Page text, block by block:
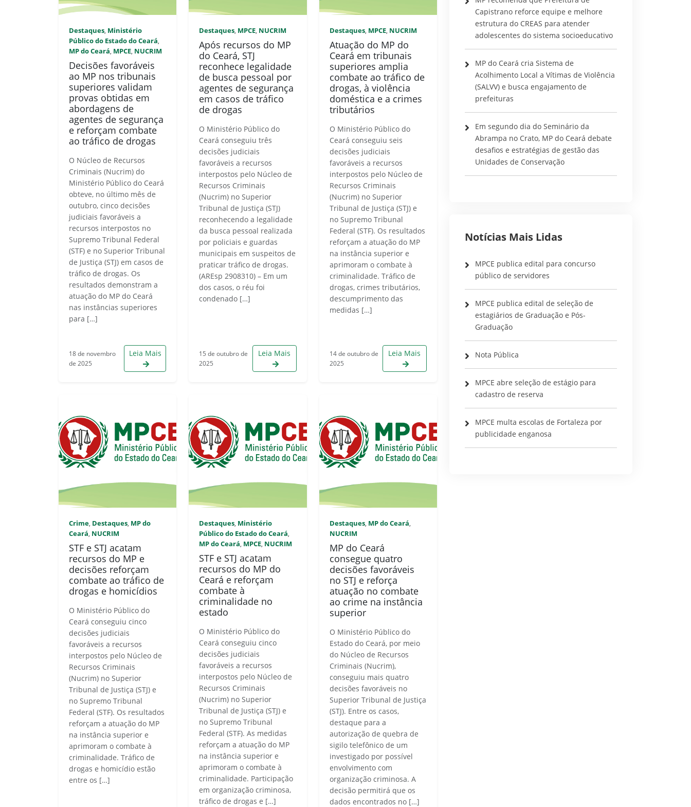
Destaques, Ministério
Público do Estado do Ceará,
MP do Ceará, MPCE, NUCRIM
Decisões favoráveis
ao MP nos tribunais
superiores validam
provas obtidas em
abordagens de
agentes de segurança
e reforçam combate
ao tráfico de drogas
O Núcleo de Recursos
Criminais (Nucrim) do
Ministério Público do Ceará
obteve, no último mês de
outubro, cinco decisões
judiciais favoráveis a
recursos interpostos no
Supremo Tribunal Federal
(STF) e no Superior Tribunal
de Justiça (STJ) em casos de
tráfico de drogas. Os
resultados demonstram a
atuação do MP do Ceará
nas instâncias superiores
para […]
18 de novembro
de 2025
Leia Mais
Destaques, MPCE, NUCRIM
Após recursos do MP
do Ceará, STJ
reconhece legalidade
de busca pessoal por
agentes de segurança
em casos de tráfico
de drogas
O Ministério Público do
Ceará conseguiu três
decisões judiciais
favoráveis a recursos
interpostos pelo Núcleo de
Recursos Criminais
(Nucrim) no Superior
Tribunal de Justiça (STJ)
reconhecendo a legalidade
da busca pessoal realizada
por policiais e guardas
municipais em suspeitos de
praticar tráfico de drogas.
(AREsp 2908310) – Em um
dos casos, o réu foi
condenado […]
15 de outubro de
2025
Leia Mais
Destaques, MPCE, NUCRIM
Atuação do MP do
Ceará em tribunais
superiores amplia
combate ao tráfico de
drogas, à violência
doméstica e a crimes
tributários
O Ministério Público do
Ceará conseguiu seis
decisões judiciais
favoráveis a recursos
interpostos pelo Núcleo de
Recursos Criminais
(Nucrim) no Superior
Tribunal de Justiça (STJ) e
no Supremo Tribunal
Federal (STF). Os resultados
reforçam a atuação do MP
na instância superior e
aprimoram o combate à
criminalidade. Tráfico de
drogas, crimes tributários,
descumprimento das
medidas […]
14 de outubro de
2025
Leia Mais
Crime, Destaques, MP do
Ceará, NUCRIM
STF e STJ acatam
recursos do MP e
decisões reforçam
combate ao tráfico de
drogas e homicídios
O Ministério Público do
Ceará conseguiu cinco
decisões judiciais
favoráveis a recursos
interpostos pelo Núcleo de
Recursos Criminais
(Nucrim) no Superior
Tribunal de Justiça (STJ) e
no Supremo Tribunal
Federal (STF). Os resultados
reforçam a atuação do MP
na instância superior e
aprimoram o combate à
criminalidade. Tráfico de
drogas e homicídio estão
entre os […]
Destaques, Ministério
Público do Estado do Ceará,
MP do Ceará, MPCE, NUCRIM
STF e STJ acatam
recursos do MP do
Ceará e reforçam
combate à
criminalidade no
estado
O Ministério Público do
Ceará conseguiu cinco
decisões judiciais
favoráveis a recursos
interpostos pelo Núcleo de
Recursos Criminais
(Nucrim) no Superior
Tribunal de Justiça (STJ) e
no Supremo Tribunal
Federal (STF). As medidas
reforçam a atuação do MP
na instância superior e
aprimoram o combate à
criminalidade. Participação
em organização criminosa,
tráfico de drogas e […]
Destaques, MP do Ceará,
NUCRIM
MP do Ceará
consegue quatro
decisões favoráveis
no STJ e reforça
atuação no combate
ao crime na instância
superior
O Ministério Público do
Estado do Ceará, por meio
do Núcleo de Recursos
Criminais (Nucrim),
conseguiu mais quatro
decisões favoráveis no
Superior Tribunal de Justiça
(STJ). Entre os casos,
destaque para a
autorização de quebra de
sigilo telefônico de um
investigado por possível
envolvimento com
organização criminosa. A
decisão permitirá que os
dados encontrados no […]
Capistrano reforce equipe e melhore
estrutura do CREAS para atender
adolescentes do sistema socioeducativo
MP do Ceará cria Sistema de
Acolhimento Local a Vítimas de Violência
(SALVV) e busca engajamento de
prefeituras
Em segundo dia do Seminário da
Abrampa no Crato, MP do Ceará debate
desafios e estratégias de gestão das
Unidades de Conservação
Notícias Mais Lidas
MPCE publica edital para concurso
público de servidores
MPCE publica edital de seleção de
estagiários de Graduação e Pós-
Graduação
Nota Pública
MPCE abre seleção de estágio para
cadastro de reserva
MPCE multa escolas de Fortaleza por
publicidade enganosa